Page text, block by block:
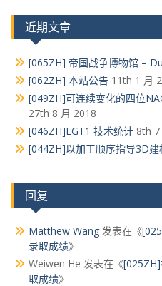
近期文章
[065ZH] 帝国战争博物馆 –
[062ZH] 本站公告 11th 1 月
[049ZH]可连续变化的四位
27th 8 月 2018
[046ZH]EGT1 技术统计 8th
[044ZH]以加工顺序指导3D建
回复
Matthew Wang 发表在《
录取成绩》
Weiwen He 发表在《
取成绩》